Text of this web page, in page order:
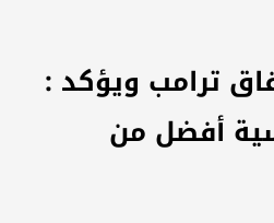
ترامب ويؤكد :
أفضل من